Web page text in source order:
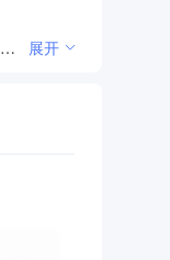
许可项目：建筑智能化系统设计；建设工程施工；住宅室内装饰装修（依法须经批准的项目，经相关部门批准后方可开展经营活动，具体经营项目以审批结果为准） 一般项目：技术服务、技术开发、技术咨询、技术交流、技术转让、技术推广；对外承包工程；信息系统集成服务；信息系统运行维护服务；信息技术咨询服务；智能控制系统集成；安全技术防范系统设计施工服务；安全系统监控服务；网络与信息安全软件开发；计算机系统服务；网络技术服务；人工智能行业应用系统集成服务；人工智能公共数据平台；人工智能基础软件开发；人工智能应用软件开发；软件开发；云计算装备技术服务；大数据服务；专业设计服务；计算机及办公设备维修；人工智能硬件销售；电子产品销售；互联网设备销售；网络设备销售；电子元器件与机电组件设备销售；制冷、空调设备销售；办公设备销售；通讯设备销售；通讯设备修理；数字视频监控系统销售；计算机软硬件及辅助设备批发；建筑装饰材料销售；信息安全设备销售；光缆销售；云计算设备销售；工程管理服务；园林绿化工程施工；会议及展览服务；办公用品销售；消防器材销售；灯具销售；日用百货销售；广告制作；图文设计制作；工艺美术品及礼仪用品销售（象牙及其制品除外）；环境保护专用设备销售；气体、液体分离及纯净设备销售；第一类医疗器械销售；第二类医疗器械销售；卫生用品和一次性使用医疗用品销售（除依法须经批准的项目外，凭营业执照依法自主开展经营活动） 展开